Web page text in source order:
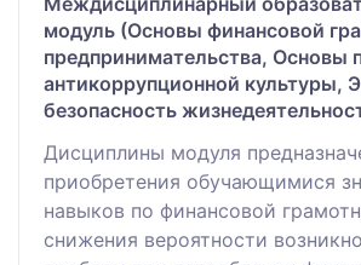
модуль (Основы финансовой
предпринимательства, Основы
антикоррупционной культуры,
безопасность
Дисциплины модуля
приобретения обучающимися
навыков по финансовой
снижения вероятности